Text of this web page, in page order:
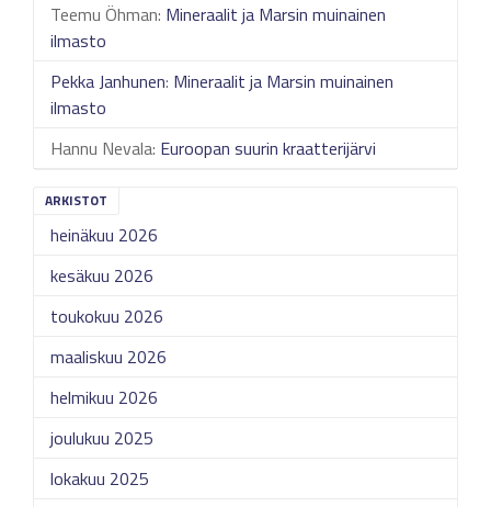
Teemu Öhman: Mineraalit ja Marsin muinainen
ilmasto
Pekka Janhunen: Mineraalit ja Marsin muinainen
ilmasto
Hannu Nevala: Euroopan suurin kraatterijärvi
ARKISTOT
heinäkuu 2026
kesäkuu 2026
toukokuu 2026
maaliskuu 2026
helmikuu 2026
joulukuu 2025
lokakuu 2025